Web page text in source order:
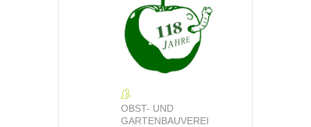
OBST- UND
GARTENBAUVEREI